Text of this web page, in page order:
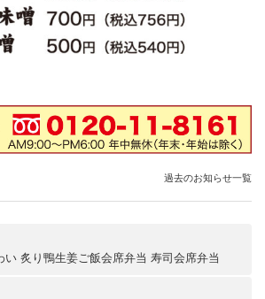
い 炙り鴨生姜ご飯会席弁当 寿司会席弁当
過去のお知らせ一覧